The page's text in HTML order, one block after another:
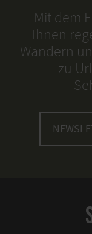
Mit dem
Ihnen
Wandern
zu